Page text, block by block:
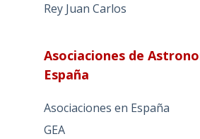
Rey Juan Carlos
Asociaciones de
España
Asociaciones en España
GEA